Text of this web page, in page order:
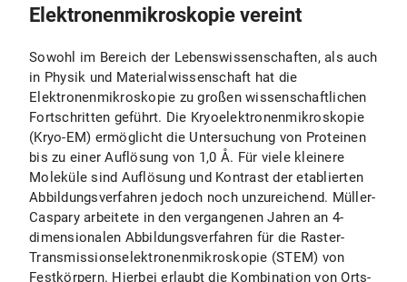
Elektronenmikroskopie vereint
Sowohl im Bereich der Lebenswissenschaften, als auch
in Physik und Materialwissenschaft hat die
Elektronenmikroskopie zu großen wissenschaftlichen
Fortschritten geführt. Die Kryoelektronenmikroskopie
(Kryo-EM) ermöglicht die Untersuchung von Proteinen
bis zu einer Auflösung von 1,0 Å. Für viele kleinere
Moleküle sind Auflösung und Kontrast der etablierten
Abbildungsverfahren jedoch noch unzureichend. Müller-
Caspary arbeitete in den vergangenen Jahren an 4-
dimensionalen Abbildungsverfahren für die Raster-
Transmissionselektronenmikroskopie (STEM) von
Festkörpern. Hierbei erlaubt die Kombination von Orts-